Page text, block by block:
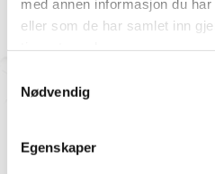
med annen informasjon du
eller som de har samlet inn
Nødvendig
Egenskaper
304 – Rustfri